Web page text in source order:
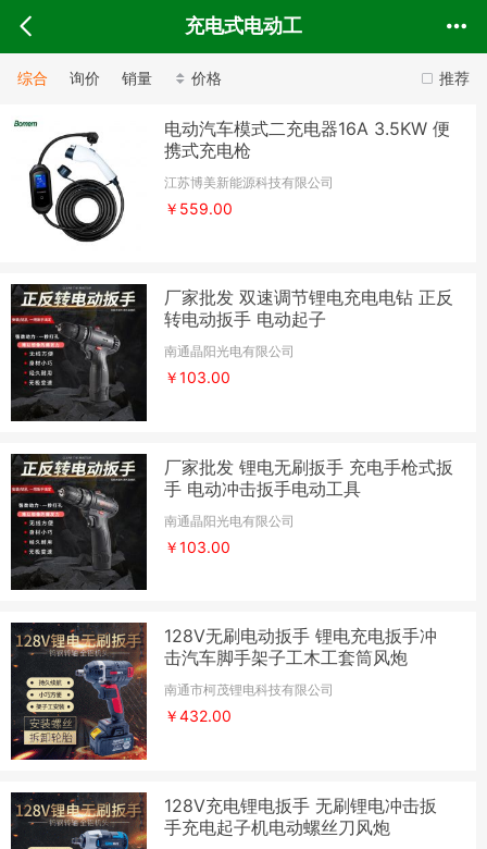
充电式电动工
推荐
综合 询价 销量 价格
电动汽车模式二充电器16A 3.5KW 便
携式充电枪
江苏博美新能源科技有限公司
￥559.00
厂家批发 双速调节锂电充电电钻 正反
转电动扳手 电动起子
南通晶阳光电有限公司
￥103.00
厂家批发 锂电无刷扳手 充电手枪式扳
手 电动冲击扳手电动工具
南通晶阳光电有限公司
￥103.00
128V无刷电动扳手 锂电充电扳手冲
击汽车脚手架子工木工套筒风炮
南通市柯茂锂电科技有限公司
￥432.00
128V充电锂电扳手 无刷锂电冲击扳
手充电起子机电动螺丝刀风炮